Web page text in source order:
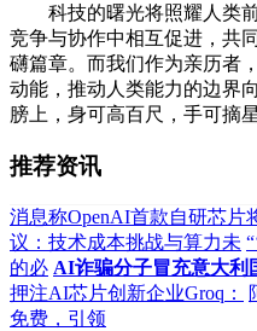
科技的曙光将照耀人类前
竞争与协作中相互促进，共
礴篇章。而我们作为亲历者
动能，推动人类能力的边界
膀上，身可高百尺，手可摘星
推荐资讯
消息称OpenAI首款自研芯片
议：技术成本挑战与算力未
的必 AI诈骗分子冒充意大利
押注AI芯片创新企业Groq：
免费，引领